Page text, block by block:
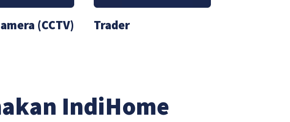
(CCTV) Trader
IndiHome